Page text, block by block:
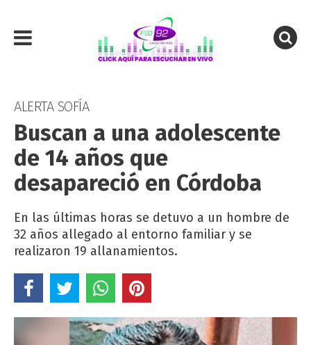
ALERTA SOFÍA
Buscan a una adolescente
de 14 años que
desapareció en Córdoba
En las últimas horas se detuvo a un hombre de
32 años allegado al entorno familiar y se
realizaron 19 allanamientos.